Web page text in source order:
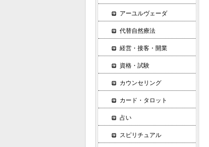
アーユルヴェーダ
代替自然療法
経営・接客・開業
資格・試験
カウンセリング
カード・タロット
占い
スピリチュアル